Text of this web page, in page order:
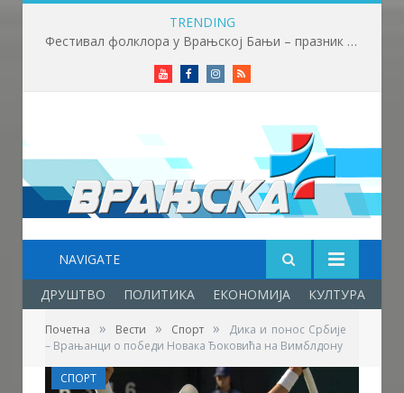
TRENDING
Фестивал фолклора у Врањској Бањи – празник младости, културе, традиције и пријатељства
YoutubeFacebookInstagram
RSS
NAVIGATE
ДРУШТВО ПОЛИТИКА ЕКОНОМИЈА КУЛТУРА
Почетна » Вести » Спорт »
Дика и понос Србије
– Врањанци о победи Новака Ђоковића на Вимблдону
СПОРТ